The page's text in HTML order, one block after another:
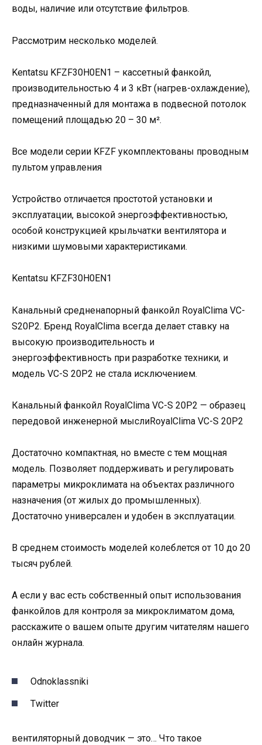
воды, наличие или отсутствие фильтров.
Рассмотрим несколько моделей.
Kentatsu KFZF30H0EN1 – кассетный фанкойл,
производительностью 4 и 3 кВт (нагрев-охлаждение),
предназначенный для монтажа в подвесной потолок
помещений площадью 20 – 30 м².
Все модели серии KFZF укомплектованы проводным
пультом управления
Устройство отличается простотой установки и
эксплуатации, высокой энергоэффективностью,
особой конструкцией крыльчатки вентилятора и
низкими шумовыми характеристиками.
Kentatsu KFZF30H0EN1
Канальный средненапорный фанкойл RoyalClima VC-
S20P2. Бренд RoyalClima всегда делает ставку на
высокую производительность и
энергоэффективность при разработке техники, и
модель VC-S 20P2 не стала исключением.
Канальный фанкойл RoyalClima VC-S 20P2 — образец
передовой инженерной мыслиRoyalClima VC-S 20P2
Достаточно компактная, но вместе с тем мощная
модель. Позволяет поддерживать и регулировать
параметры микроклимата на объектах различного
назначения (от жилых до промышленных).
Достаточно универсален и удобен в эксплуатации.
В среднем стоимость моделей колеблется от 10 до 20
тысяч рублей.
А если у вас есть собственный опыт использования
фанкойлов для контроля за микроклиматом дома,
расскажите о вашем опыте другим читателям нашего
онлайн журнала.
Odnoklassniki
Twitter
вентиляторный доводчик — это… Что такое